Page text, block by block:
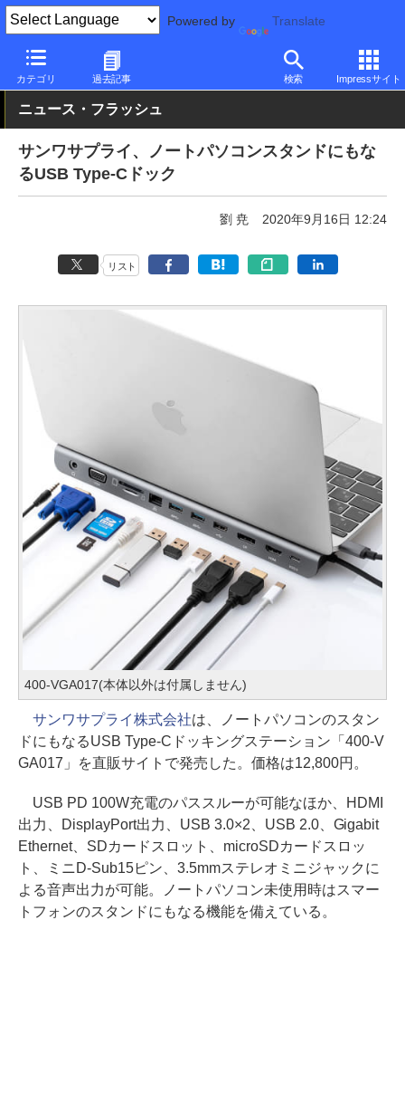
Powered by Translate
カテゴリ 過去記事 検索 Impressサイト
PC Watch 半導体/周辺機器 その他
ニュース・フラッシュ
サンワサプライ、ノートパソコンスタンドにもな
るUSB Type-Cドック
劉 尭 2020年9月16日 12:24
リスト
400-VGA017(本体以外は付属しません)
サンワサプライ株式会社は、ノートパソコンのスタン
ドにもなるUSB Type-Cドッキングステーション「400-V
GA017」を直販サイトで発売した。価格は12,800円。
USB PD 100W充電のパススルーが可能なほか、HDMI
出力、DisplayPort出力、USB 3.0×2、USB 2.0、Gigabit
Ethernet、SDカードスロット、microSDカードスロッ
ト、ミニD-Sub15ピン、3.5mmステレオミニジャックに
よる音声出力が可能。ノートパソコン未使用時はスマー
トフォンのスタンドにもなる機能を備えている。